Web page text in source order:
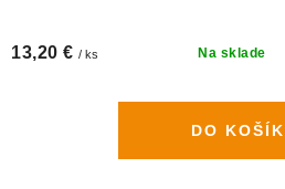
Na sklade
13,20 € / ks
DO